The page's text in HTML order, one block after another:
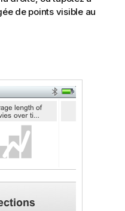
de points visible au